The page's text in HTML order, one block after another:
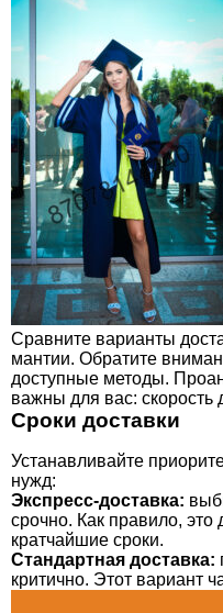
Сравните варианты
мантии. Обратите
доступные методы.
важны для вас: скорость
Сроки доставки
Устанавливайте
нужд:
Экспресс-доставка:
срочно. Как правило, это
кратчайшие сроки.
Стандартная доставка:
критично. Этот вариант